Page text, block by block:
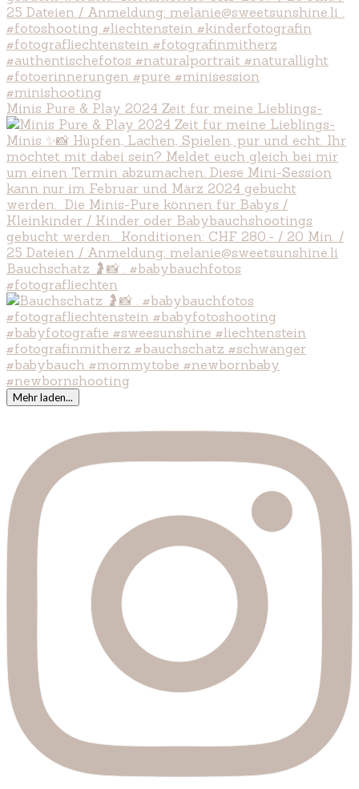
Minis Pure & Play 2024 Zeit für meine Lieblings-
Bauchschatz 🤰📸 . #babybauchfotos
#fotografliechten
Mehr laden...